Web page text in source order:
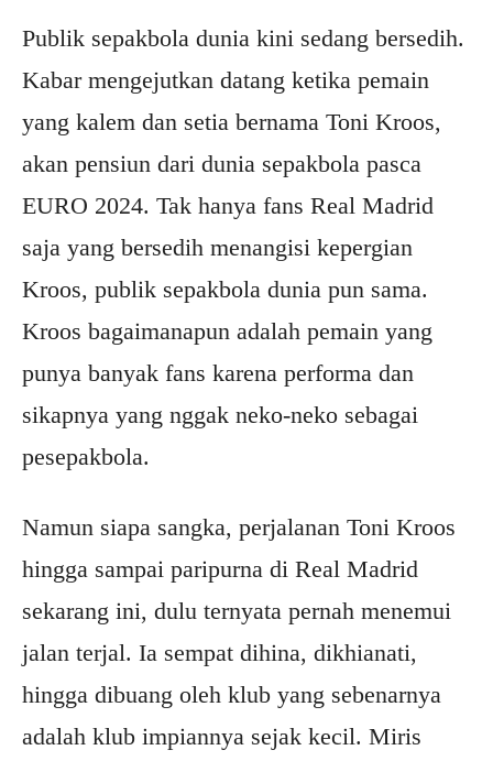
Publik sepakbola dunia kini sedang bersedih.
Kabar mengejutkan datang ketika pemain
yang kalem dan setia bernama Toni Kroos,
akan pensiun dari dunia sepakbola pasca
EURO 2024. Tak hanya fans Real Madrid
saja yang bersedih menangisi kepergian
Kroos, publik sepakbola dunia pun sama.
Kroos bagaimanapun adalah pemain yang
punya banyak fans karena performa dan
sikapnya yang nggak neko-neko sebagai
pesepakbola.
Namun siapa sangka, perjalanan Toni Kroos
hingga sampai paripurna di Real Madrid
sekarang ini, dulu ternyata pernah menemui
jalan terjal. Ia sempat dihina, dikhianati,
hingga dibuang oleh klub yang sebenarnya
adalah klub impiannya sejak kecil. Miris